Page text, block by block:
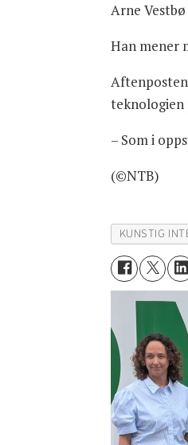
Arne Vestbø
Han mener
teknologien
– Som i
(©NTB)
KUNSTIG